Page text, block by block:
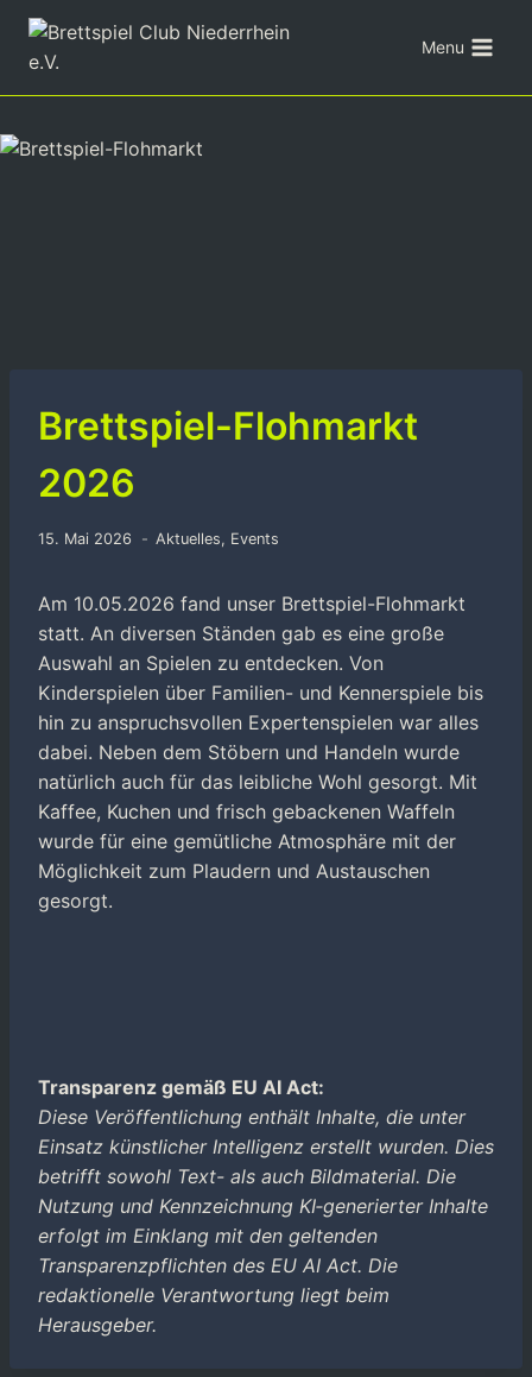
Zum
Inhalt
springen
Menu
Brettspiel-Flohmarkt
2026
15. Mai 2026 Aktuelles, Events
Am 10.05.2026 fand unser Brettspiel-Flohmarkt
statt. An diversen Ständen gab es eine große
Auswahl an Spielen zu entdecken. Von
Kinderspielen über Familien- und Kennerspiele bis
hin zu anspruchsvollen Expertenspielen war alles
dabei. Neben dem Stöbern und Handeln wurde
natürlich auch für das leibliche Wohl gesorgt. Mit
Kaffee, Kuchen und frisch gebackenen Waffeln
wurde für eine gemütliche Atmosphäre mit der
Möglichkeit zum Plaudern und Austauschen
gesorgt.
Transparenz gemäß EU AI Act:
Diese Veröffentlichung enthält Inhalte, die unter
Einsatz künstlicher Intelligenz erstellt wurden. Dies
betrifft sowohl Text- als auch Bildmaterial. Die
Nutzung und Kennzeichnung KI‑generierter Inhalte
erfolgt im Einklang mit den geltenden
Transparenzpflichten des EU AI Act. Die
redaktionelle Verantwortung liegt beim
Herausgeber.